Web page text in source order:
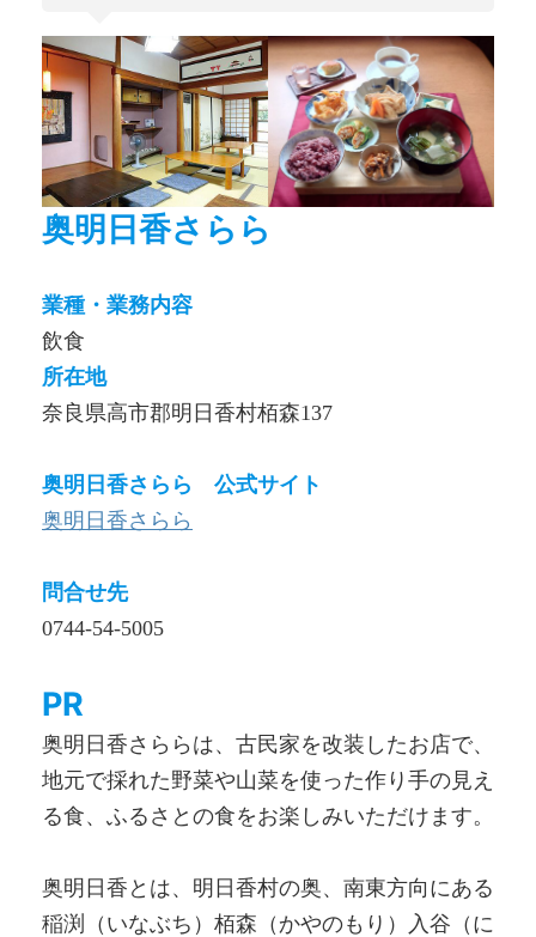
奥明日香さらら
業種・業務内容
飲食
所在地
奈良県高市郡明日香村栢森137
奥明日香さらら 公式サイト
奥明日香さらら
問合せ先
0744-54-5005
PR
奥明日香さららは、古民家を改装したお店で、
地元で採れた野菜や山菜を使った作り手の見え
る食、ふるさとの食をお楽しみいただけます。
奥明日香とは、明日香村の奥、南東方向にある
稲渕（いなぶち）栢森（かやのもり）入谷（に